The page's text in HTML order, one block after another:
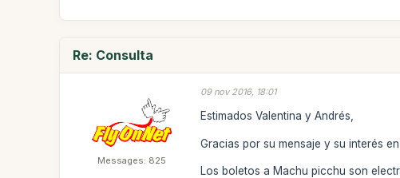
Re: Consulta
Messages: 825
09 nov 2016, 18:01
Estimados Valentina y Andrés,
Gracias por su mensaje y su interés
Los boletos a Machu picchu son